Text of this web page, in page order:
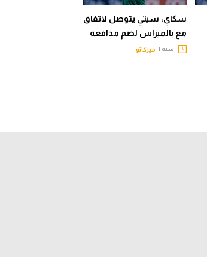
سكاي: سيتي يتوصل لاتفاق
مع بالميراس لضم مدافعه
سنه | ميركاتو